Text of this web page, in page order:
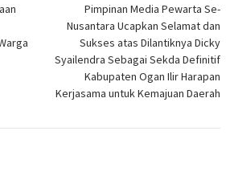
Pimpinan Media Pewarta Se-
Nusantara Ucapkan Selamat dan
Sukses atas Dilantiknya Dicky
Syailendra Sebagai Sekda Definitif
Kabupaten Ogan Ilir Harapan
Kerjasama untuk Kemajuan Daerah